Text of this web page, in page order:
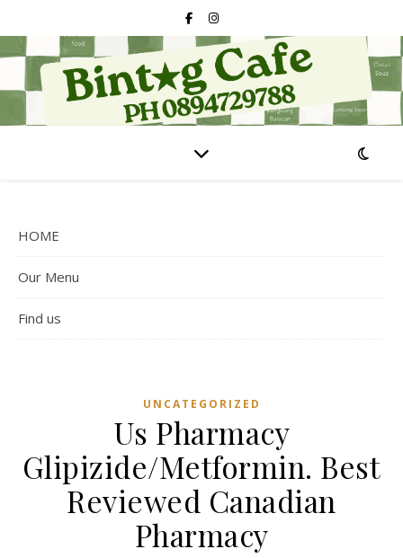
HOME
Our Menu
Find us
UNCATEGORIZED
Us Pharmacy
Glipizide/Metformin. Best
Reviewed Canadian
Pharmacy